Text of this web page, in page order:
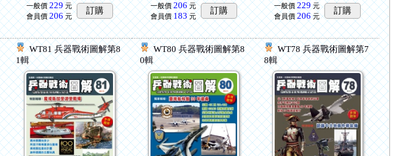
一般價 229元
會員價 206元
訂購 一般價 206元
會員價 183 元
訂購 一般價 229元
會員價 206元
訂購
WT81 兵器戰術圖解第8
1輯
WT80 兵器戰術圖解第8
0輯
WT78 兵器戰術圖解第7
8輯